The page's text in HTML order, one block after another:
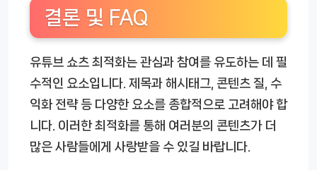
결론 및 FAQ
유튜브 쇼츠 최적화는 관심과 참여를 유도하는 데 필
수적인 요소입니다. 제목과 해시태그, 콘텐츠 질, 수
익화 전략 등 다양한 요소를 종합적으로 고려해야 합
니다. 이러한 최적화를 통해 여러분의 콘텐츠가 더
많은 사람들에게 사랑받을 수 있길 바랍니다.